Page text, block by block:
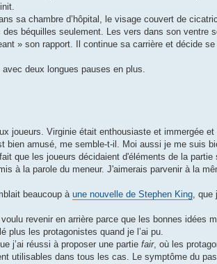
sa chambre d’hôpital, le visage couvert de
béquilles seulement. Les vers dans son ventre
» son rapport. Il continue sa carrière et décide
deux longues pauses en plus.
joueurs. Virginie était enthousiaste et immergée
bien amusé, me semble-t-il. Moi aussi je me suis
que les joueurs décidaient d'éléments de la
à la parole du meneur. J'aimerais parvenir à la
beaucoup à une nouvelle de Stephen King ,
revenir en arrière parce que les bonnes idées
plus les protagonistes quand je l’ai pu.
j’ai réussi à proposer une partie fair, où les
utilisables dans tous les cas. Le symptôme du